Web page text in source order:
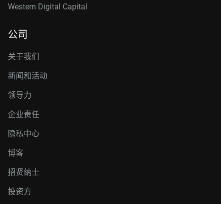
Western Digital Capital
公司
关于我们
新闻和活动
领导力
企业责任
隐私中心
博客
招贤纳士
投资方